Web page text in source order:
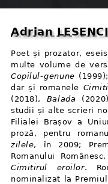
Adrian
Poet și prozator,
multe volume de
Copilul⁠-⁠genune (1999);
dar și romanele
(2018), Balada
studii și alte scrieri
Filialei Brașov a
proză, pentru
zilele, în 2009;
Romanului
Cimitirul eroilor.
nominalizat la